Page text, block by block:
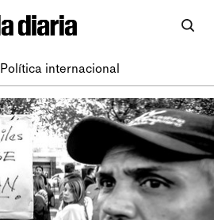
Política internacional